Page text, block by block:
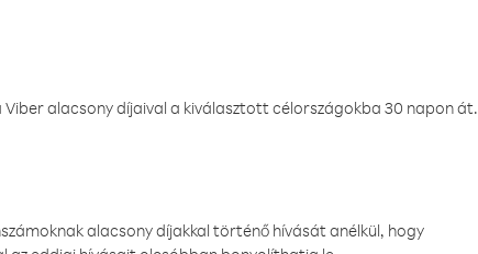
alacsony díjaival a kiválasztott célországokba 30 napon át.
alacsony díjakkal történő hívását anélkül, hogy